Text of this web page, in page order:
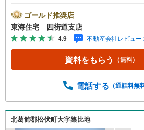
合わせのほうがスムーズにご対応
絡ください！《東海住宅四街道支
うぞ安心してお任せください！お
かせください。豊富な地元情報と
が、責任をもって全力でお客様
いをいたします。■その他○専用
オムツ台や替えのオムツもご用意
合わせくださいませ
ゴールド推奨店
東海住宅 四街道支店
4.9 不動産会社レビュー
資料をもらう （無料）
電話する （通話料無
北葛飾郡松伏町大字築比地